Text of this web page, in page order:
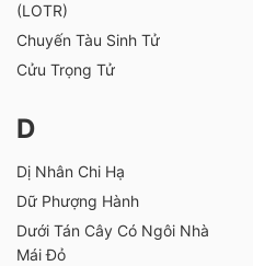
(LOTR)
Chuyến Tàu Sinh Tử
Cửu Trọng Tử
D
Dị Nhân Chi Hạ
Dữ Phượng Hành
Dưới Tán Cây Có Ngôi Nhà
Mái Đỏ